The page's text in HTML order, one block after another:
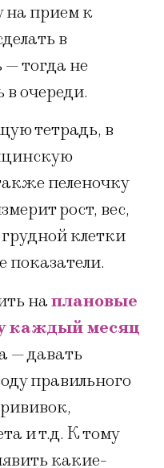
на прием к
в
тогда не
в очереди.
тетрадь, в
пеленочку
рост, вес,
клетки
показатели.
наплановые
каждый месяц
— давать
правильного
и т.д. К тому
какие-